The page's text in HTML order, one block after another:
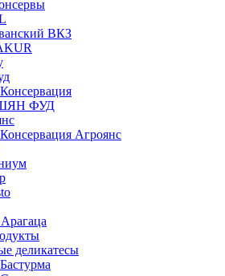
ВКЗ
Консервация
ФУД
Консервация Агроянс
деликатесы
Бастурма